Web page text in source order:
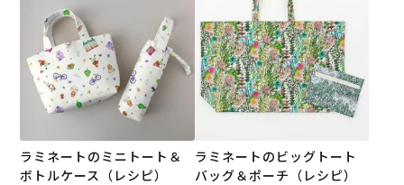
ラミネートのミニトート＆
ボトルケース（レシピ）
ラミネートのビッグトート
バッグ＆ポーチ（レシピ）